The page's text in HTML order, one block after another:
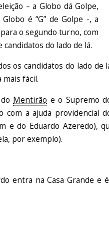
– a Globo dá Golpe,
Globo é “G” de Golpe -, a
o segundo turno, com
do lado de lá.
os candidatos do lado de
fácil.
Mentirão e o Supremo
com a ajuda providencial
e do Eduardo Azeredo),
por exemplo).
entra na Casa Grande e